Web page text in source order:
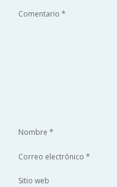
Comentario *
Nombre *
Correo electrónico *
Sitio web